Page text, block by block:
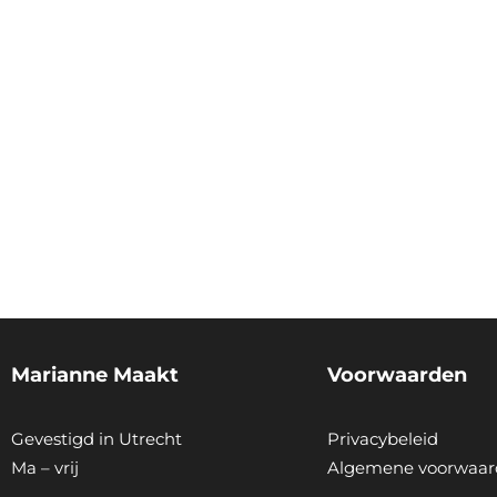
Marianne Maakt
Gevestigd in Utrecht
Ma – vrij
Voorwaarden
Privacybeleid
Algemene